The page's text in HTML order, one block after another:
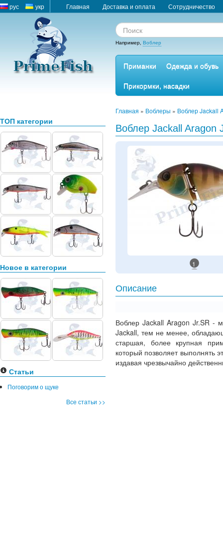
рус укр Главная Доставка и оплата Сотрудничество
Например, Воблер
Приманки
Одежда и обувь
Прикормки, насадки
ТОП категории
Новое в категории
Статьи
Поговорим о щуке
Все статьи >>
Главная » Воблеры » Воблер Jackall
Воблер Jackall Aragon
1
Описание
Воблер Jackall Aragon Jr.SR -
Jackall, тем не менее,
старшая, более крупная
который позволяет выполнять
издавая чрезвычайно